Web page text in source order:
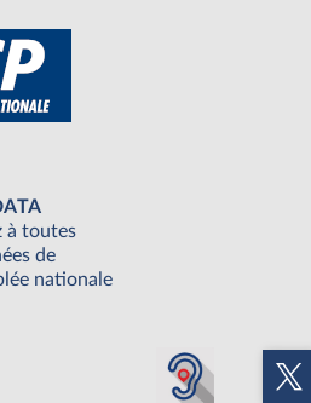
à toutes
de
nationale